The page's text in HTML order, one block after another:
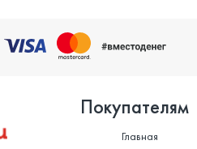
Покупателям
Главная